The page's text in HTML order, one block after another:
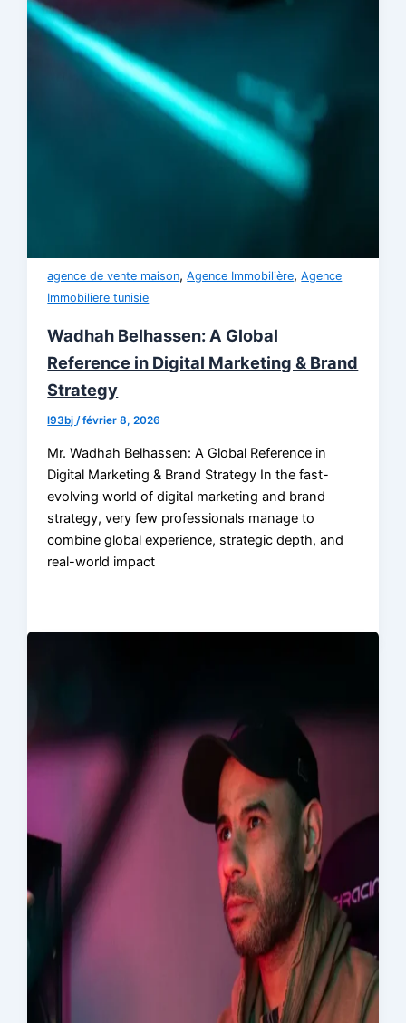
agence de vente maison,Agence Immobilière,Agence
Immobiliere tunisie
Wadhah Belhassen: A Global
Reference in Digital Marketing & Brand
Strategy
l93bj/février 8, 2026
Mr. Wadhah Belhassen: A Global Reference in
Digital Marketing & Brand Strategy In the fast-
evolving world of digital marketing and brand
strategy, very few professionals manage to
combine global experience, strategic depth, and
real-world impact